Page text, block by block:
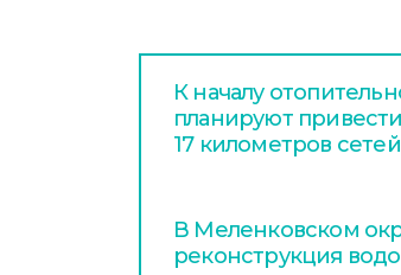
К началу
планируют
17 километров сетей
В Меленковском
реконструкция